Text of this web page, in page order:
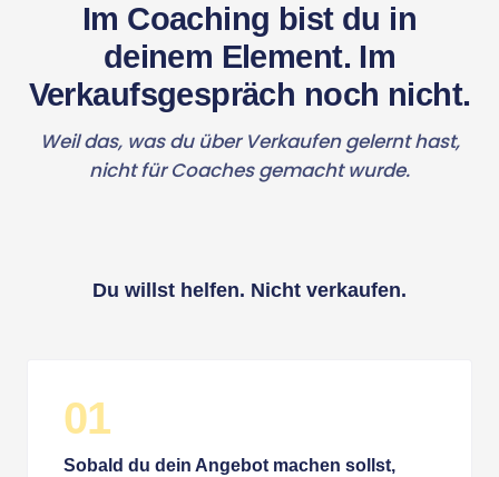
Im Coaching bist du in
deinem Element. Im
Verkaufsgespräch noch nicht.
Weil das, was du über Verkaufen gelernt hast,
nicht für Coaches gemacht wurde.
Du willst helfen. Nicht verkaufen.
01
Sobald du dein Angebot machen sollst,